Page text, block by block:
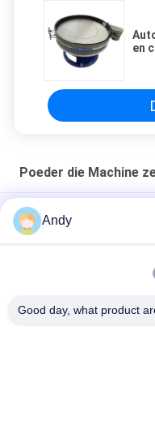
en
Poeder die Machine
Hoogfrequente
Hoogwaardige
screening behoeften
Andy
Good day, what product